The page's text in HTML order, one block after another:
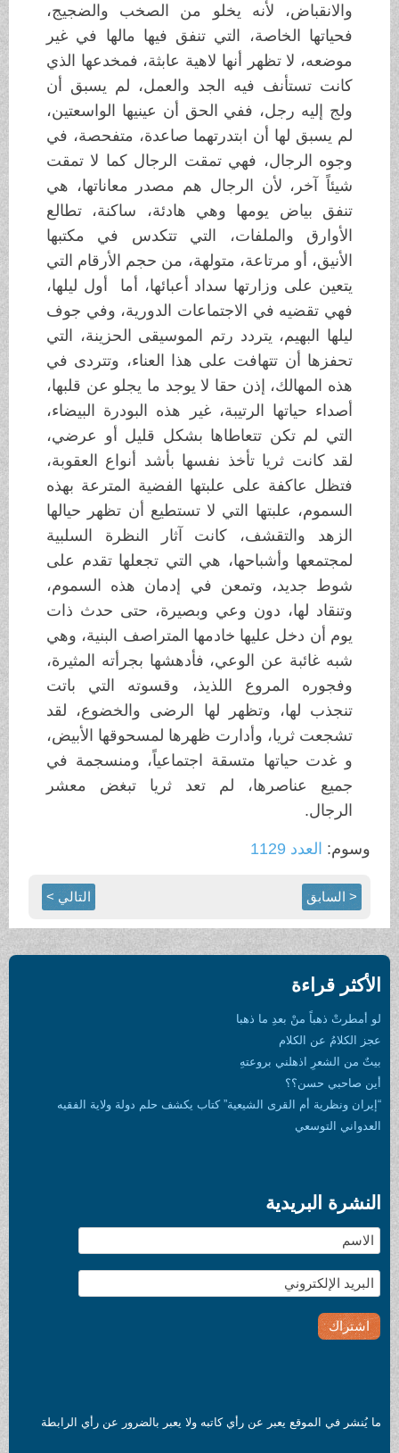
والانقباض، لأنه يخلو من الصخب والضجيج،
فحياتها الخاصة، التي تنفق فيها مالها في غير
موضعه، لا تظهر أنها لاهية عابثة، فمخدعها الذي
كانت تستأنف فيه الجد والعمل، لم يسبق أن
ولج إليه رجل، ففي الحق أن عينيها الواسعتين،
لم يسبق لها أن ابتدرتهما صاعدة، متفحصة، في
وجوه الرجال، فهي تمقت الرجال كما لا تمقت
شيئاً آخر، لأن الرجال هم مصدر معاناتها، هي
تنفق بياض يومها وهي هادئة، ساكنة، تطالع
الأوارق والملفات، التي تتكدس في مكتبها
الأنيق، أو مرتاعة، متولهة، من حجم الأرقام التي
يتعين على وزارتها سداد أعبائها، أما أول ليلها،
فهي تقضيه في الاجتماعات الدورية، وفي جوف
ليلها البهيم، يتردد رتم الموسيقى الحزينة، التي
تحفزها أن تتهافت على هذا العناء، وتتردى في
هذه المهالك، إذن حقا لا يوجد ما يجلو عن قلبها،
أصداء حياتها الرتيبة، غير هذه البودرة البيضاء،
التي لم تكن تتعاطاها بشكل قليل أو عرضي،
لقد كانت ثريا تأخذ نفسها بأشد أنواع العقوبة،
فتظل عاكفة على علبتها الفضية المترعة بهذه
السموم، علبتها التي لا تستطيع أن تظهر حيالها
الزهد والتقشف، كانت آثار النظرة السلبية
لمجتمعها وأشباحها، هي التي تجعلها تقدم على
شوط جديد، وتمعن في إدمان هذه السموم،
وتنقاد لها، دون وعي وبصيرة، حتى حدث ذات
يوم أن دخل عليها خادمها المتراصف البنية، وهي
شبه غائبة عن الوعي، فأدهشها بجرأته المثيرة،
وفجوره المروع اللذيذ، وقسوته التي باتت
تنجذب لها، وتظهر لها الرضى والخضوع، لقد
تشجعت ثريا، وأدارت ظهرها لمسحوقها الأبيض،
و غدت حياتها متسقة اجتماعياً، ومنسجمة في
جميع عناصرها، لم تعد ثريا تبغض معشر
الرجال.
وسوم:العدد 1129
< السابق التالي >
الأكثر قراءة
لو أمطرتْ ذهباً منْ بعدِ ما ذهبا
عجز الكلامُ عن الكلام
بيتٌ من الشعرِ اذهلني بروعتهِ
أين صاحبي حسن؟؟
“إيران ونظرية أم القرى الشيعية” كتاب يكشف حلم دولة ولاية الفقيه
العدواني التوسعي
النشرة البريدية
ما يُنشر في الموقع يعبر عن رأي كاتبه ولا يعبر بالضرور عن رأي الرابطة